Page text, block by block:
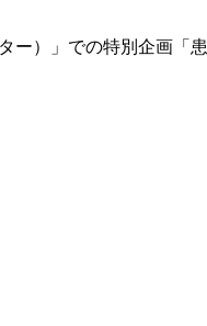
ー）」での特別企画「